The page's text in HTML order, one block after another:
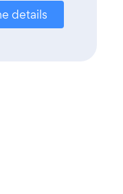
details